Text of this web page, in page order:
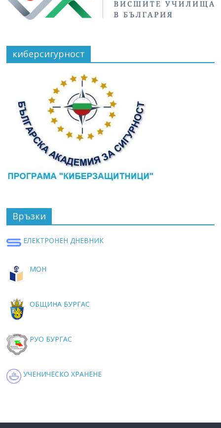
киберсигурност
Връзки
ЕЛЕКТРОНЕН ДНЕВНИК
МОН
ОБЩИНА БУРГАС
РУО БУРГАС
УЧЕНИЧЕСКО ХРАНЕНЕ